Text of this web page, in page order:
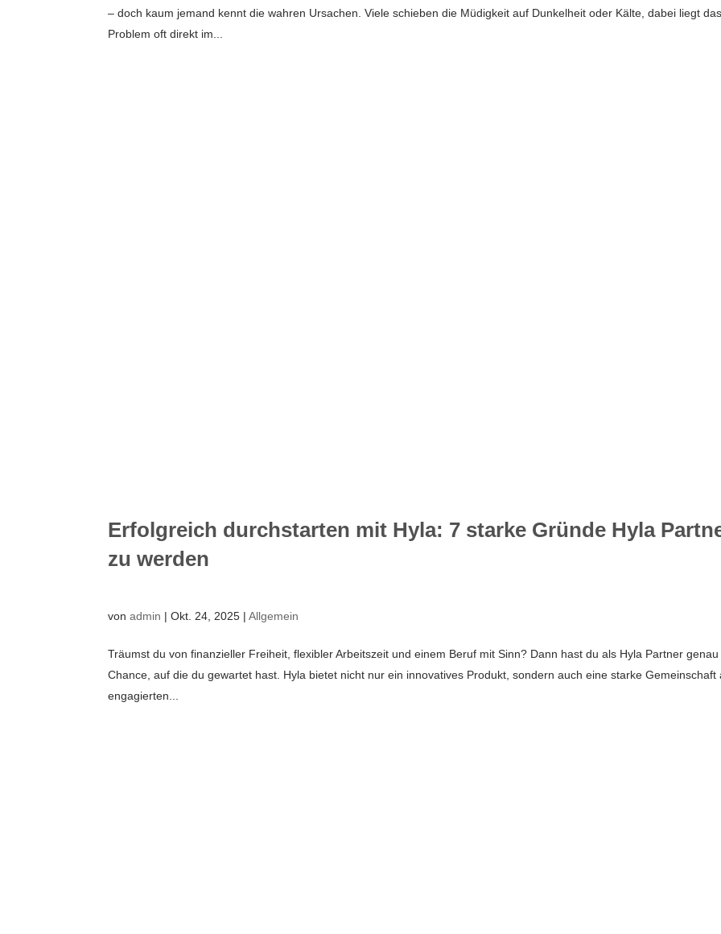
– doch kaum jemand kennt die wahren Ursachen. Viele schieben die Müdigkeit auf Dunkelheit oder Kälte, dabei liegt
Problem oft direkt im...
Erfolgreich durchstarten mit Hyla: 7 starke Gründe Hyla
zu werden
vonadmin |Okt. 24, 2025 |Allgemein
Träumst du von finanzieller Freiheit, flexibler Arbeitszeit und einem Beruf mit Sinn? Dann hast du als Hyla Partner
Chance, auf die du gewartet hast. Hyla bietet nicht nur ein innovatives Produkt, sondern auch eine starke Gemeinschaft
engagierten...